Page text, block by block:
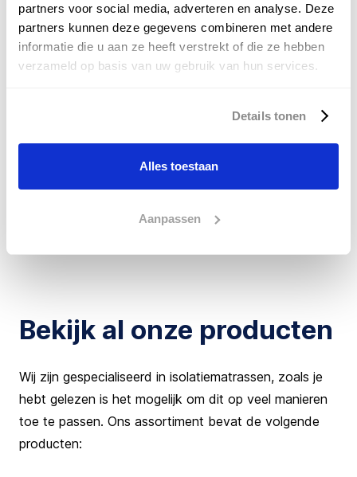
partners voor social media, adverteren en analyse. Deze
partners kunnen deze gegevens combineren met andere
informatie die u aan ze heeft verstrekt of die ze hebben
verzameld op basis van uw gebruik van hun services.
Details tonen
Alles toestaan
Aanpassen
De energiebesparingsplicht en
isolatiematrassen
energie of een aardgasverbruik van meer dan 25.000 m3
Ondernemend Nederland (RVO). Onze producten helpen
je dus ook om te voldoen aan de energiebesparingsplicht!
de energiebesparingsplicht in onze
Bekijk al onze producten
Wij zijn gespecialiseerd in isolatiematrassen, zoals je
hebt gelezen is het mogelijk om dit op veel manieren
toe te passen. Ons assortiment bevat de volgende
producten: